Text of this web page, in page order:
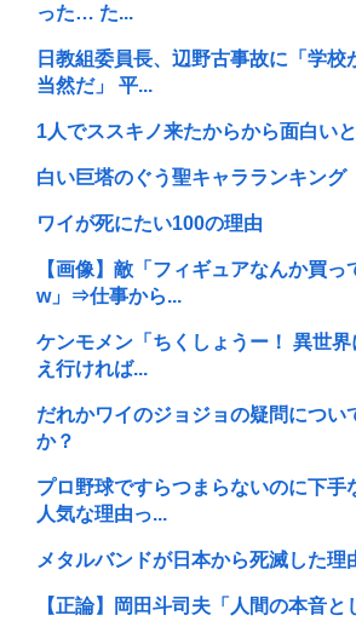
った… た...
日教組委員長、辺野古事故に「学校
当然だ」 平...
1人でススキノ来たからから面白い
白い巨塔のぐう聖キャラランキング
ワイが死にたい100の理由
【画像】敵「フィギュアなんか買っ
w」⇒仕事から...
ケンモメン「ちくしょうー！ 異世界
え行ければ...
だれかワイのジョジョの疑問につい
か？
プロ野球ですらつまらないのに下手
人気な理由っ...
メタルバンドが日本から死滅した理
【正論】岡田斗司夫「人間の本音